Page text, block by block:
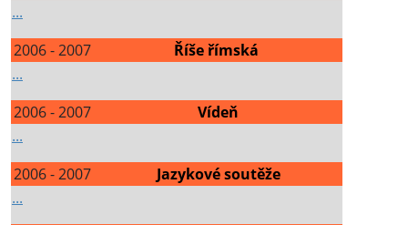
...
2006 - 2007
Říše římská
...
2006 - 2007
Vídeň
...
2006 - 2007
Jazykové soutěže
...